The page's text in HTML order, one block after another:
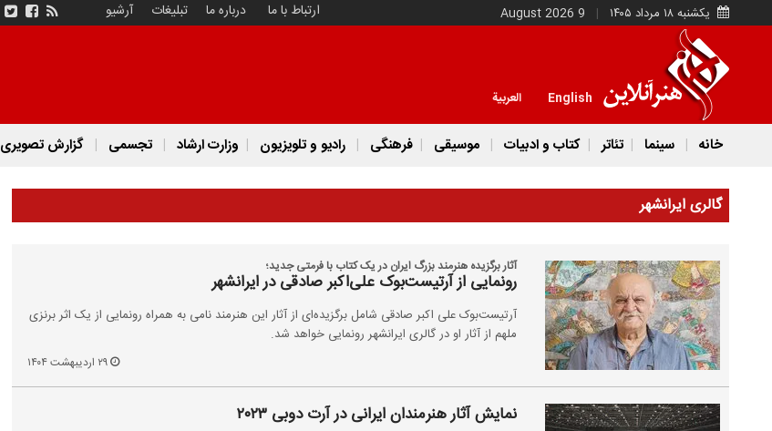
یکشنبه ۱۸ مرداد ۱۴۰۵ 9 August 2026 ارتباط با ما درباره ما تبلیغات آرشیو
English العربية
خانه سینما تئاتر کتاب و ادبیات موسیقی فرهنگی رادیو و تلویزیون وزارت ارشاد تجسمی گزارش تصویری
گالری ایرانشهر
آثار برگزیده هنرمند بزرگ ایران در یک کتاب با فرمتی جدید؛
رونمایی از آرتیست‌بوک علی‌اکبر صادقی در ایرانشهر
آرتیست‌بوک علی اکبر صادقی شامل برگزیده‌ای از آثار این هنرمند نامی به همراه رونمایی از یک اثر برنزی
ملهم از آثار او در گالری ایرانشهر رونمایی خواهد شد.
۲۹ اردیبهشت ۱۴۰۴
نمایش آثار هنرمندان ایرانی در آرت دوبی ۲۰۲۳